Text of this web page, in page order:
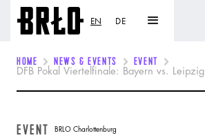
EN DE
HOME NEWS & EVENTS EVENT
DFB Pokal Viertelfinale: Bayern vs. Leipzig
EVENT BRLO Charlottenburg